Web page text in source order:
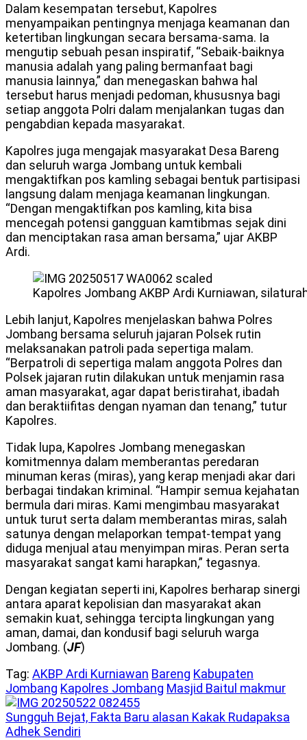
Dalam kesempatan tersebut, Kapolres
menyampaikan pentingnya menjaga keamanan dan
ketertiban lingkungan secara bersama-sama. Ia
mengutip sebuah pesan inspiratif, “Sebaik-baiknya
manusia adalah yang paling bermanfaat bagi
manusia lainnya,” dan menegaskan bahwa hal
tersebut harus menjadi pedoman, khususnya bagi
setiap anggota Polri dalam menjalankan tugas dan
pengabdian kepada masyarakat.
Kapolres juga mengajak masyarakat Desa Bareng
dan seluruh warga Jombang untuk kembali
mengaktifkan pos kamling sebagai bentuk partisipasi
langsung dalam menjaga keamanan lingkungan.
“Dengan mengaktifkan pos kamling, kita bisa
mencegah potensi gangguan kamtibmas sejak dini
dan menciptakan rasa aman bersama,” ujar AKBP
Ardi.
Kapolres Jombang AKBP Ardi Kurniawan,
Lebih lanjut, Kapolres menjelaskan bahwa Polres
Jombang bersama seluruh jajaran Polsek rutin
melaksanakan patroli pada sepertiga malam.
“Berpatroli di sepertiga malam anggota Polres dan
Polsek jajaran rutin dilakukan untuk menjamin rasa
aman masyarakat, agar dapat beristirahat, ibadah
dan beraktiifitas dengan nyaman dan tenang,” tutur
Kapolres.
Tidak lupa, Kapolres Jombang menegaskan
komitmennya dalam memberantas peredaran
minuman keras (miras), yang kerap menjadi akar dari
berbagai tindakan kriminal. “Hampir semua kejahatan
bermula dari miras. Kami mengimbau masyarakat
untuk turut serta dalam memberantas miras, salah
satunya dengan melaporkan tempat-tempat yang
diduga menjual atau menyimpan miras. Peran serta
masyarakat sangat kami harapkan,” tegasnya.
Dengan kegiatan seperti ini, Kapolres berharap sinergi
antara aparat kepolisian dan masyarakat akan
semakin kuat, sehingga tercipta lingkungan yang
aman, damai, dan kondusif bagi seluruh warga
Jombang. (JF)
Tag: AKBP Ardi Kurniawan Bareng Kabupaten
Jombang Kapolres Jombang Masjid Baitul makmur
Sungguh Bejat, Fakta Baru alasan Kakak Rudapaksa
Adhek Sendiri